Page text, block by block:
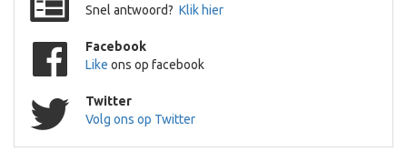
Snel antwoord? Klik hier
Facebook
Like ons op facebook
Twitter
Volg ons op Twitter